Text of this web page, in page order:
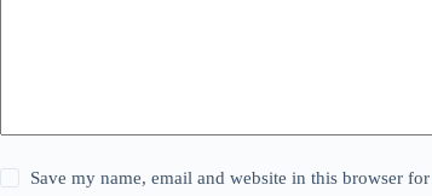
Save my name, email and website in this browser